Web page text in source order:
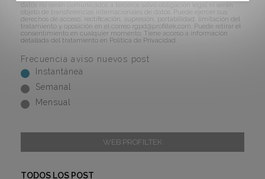
datos no serán comunicados a terceros salvo obligación legal ni serán
objeto de transferencias internacionales de datos. Puede ejercer sus
derechos de acceso, rectificación, supresión, portabilidad, limitación del
tratamiento y oposición en el correo rgpd@profiltek.com . Puede retirar el
consentimiento en cualquier momento. Tiene acceso a información
detallada del tratamiento en Política de Privacidad
Frecuencia aviso nuevos post
Instantánea
Semanal
Mensual
WEB PROFILTEK
TODOS LOS POST